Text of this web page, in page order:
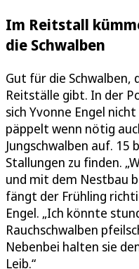
Im Reitstall
die Schwalben
Gut für die Schwalben,
Reitställe gibt. In der
sich Yvonne Engel
päppelt wenn nötig
Jungschwalben auf.
Stallungen zu finden.
und mit dem Nestbau
fängt der Frühling
Engel. „Ich könnte
Rauchschwalben
Nebenbei halten sie
Leib.“